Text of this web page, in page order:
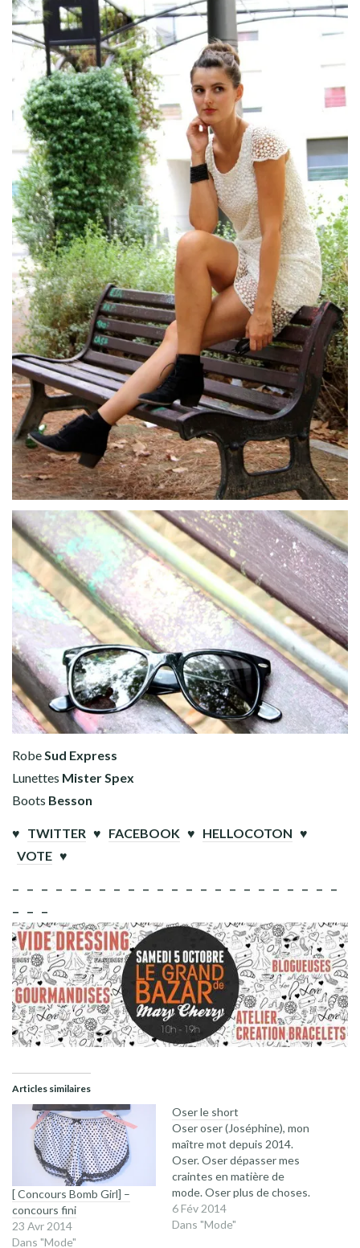
RobeSud Express
Lunettes Mister Spex
Boots Besson
♥ TWITTER ♥ FACEBOOK ♥ HELLOCOTON ♥
VOTE ♥
– – – – – – – – – – – – – – – – – – – – – – –
– – –
Articles similaires
[ Concours Bomb Girl] –
concours fini
23 Avr 2014
Dans "Mode"
Oser le short
Oser oser (Joséphine), mon
maître mot depuis 2014.
Oser. Oser dépasser mes
craintes en matière de
mode. Oser plus de choses.
Oser porter ces vêtements
qui me plaisent tant mais
6 Fév 2014
Dans "Mode"